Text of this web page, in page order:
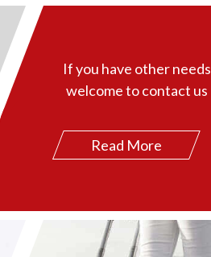
If you have other needs
welcome to contact us
Read More